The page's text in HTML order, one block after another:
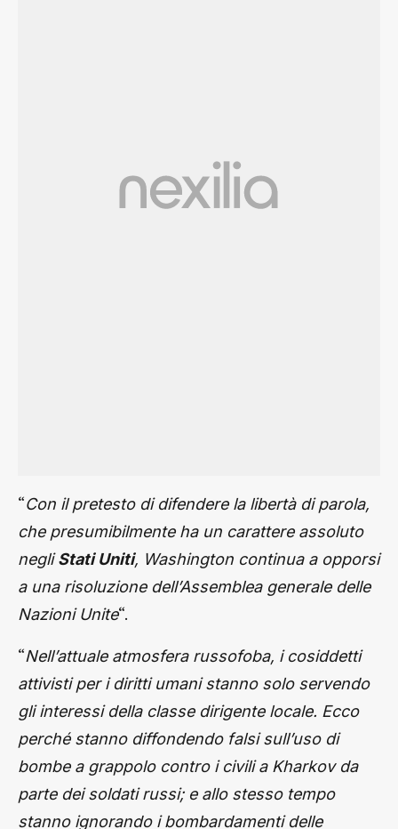
“Con il pretesto di difendere la libertà di parola,
che presumibilmente ha un carattere assoluto
negliStati Uniti, Washington continua a opporsi
a una risoluzione dell’Assemblea generale delle
Nazioni Unite“.
“Nell’attuale atmosfera russofoba, i cosiddetti
attivisti per i diritti umani stanno solo servendo
gli interessi della classe dirigente locale. Ecco
perché stanno diffondendo falsi sull’uso di
bombe a grappolo contro i civili a Kharkov da
parte dei soldati russi; e allo stesso tempo
stanno ignorando i bombardamenti delle